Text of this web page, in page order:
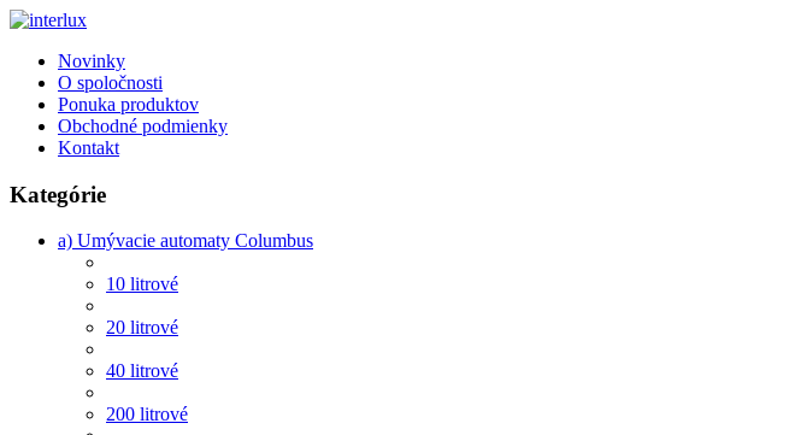
Novinky
O spoločnosti
Ponuka produktov
Obchodné podmienky
Kontakt
Kategórie
a) Umývacie automaty Columbus
10 litrové
20 litrové
40 litrové
200 litrové